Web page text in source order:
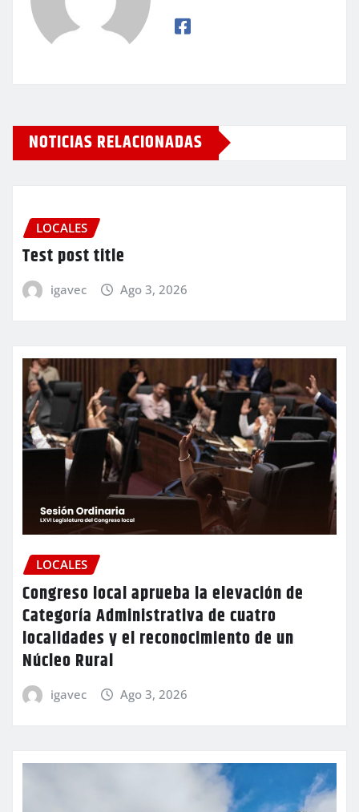
NOTICIAS RELACIONADAS
LOCALES
Test post title
igavec Ago 3, 2026
LOCALES
Congreso local aprueba la elevación de
Categoría Administrativa de cuatro
localidades y el reconocimiento de un
Núcleo Rural
igavec Ago 3, 2026